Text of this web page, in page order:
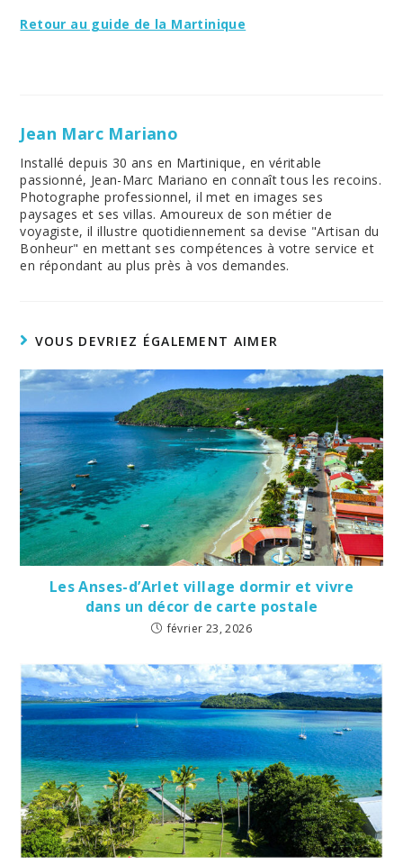
Retour au guide de la Martinique
Jean Marc Mariano
Installé depuis 30 ans en Martinique, en véritable
passionné, Jean-Marc Mariano en connaît tous les recoins.
Photographe professionnel, il met en images ses
paysages et ses villas. Amoureux de son métier de
voyagiste, il illustre quotidiennement sa devise "Artisan du
Bonheur" en mettant ses compétences à votre service et
en répondant au plus près à vos demandes.
VOUS DEVRIEZ ÉGALEMENT AIMER
Les Anses-d’Arlet village dormir et vivre
dans un décor de carte postale
février 23, 2026